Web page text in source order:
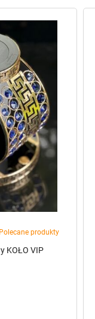
Polecane produkty
KOŁO VIP